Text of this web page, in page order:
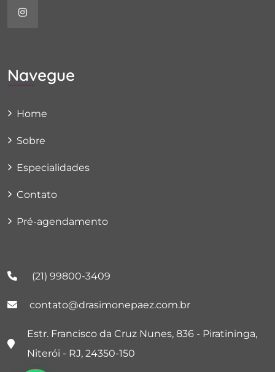
Navegue
Home
Sobre
Especialidades
Contato
Pré-agendamento
(21) 99800-3409
contato@drasimonepaez.com.br
Estr. Francisco da Cruz Nunes, 836 - Piratininga,
Niterói - RJ, 24350-150